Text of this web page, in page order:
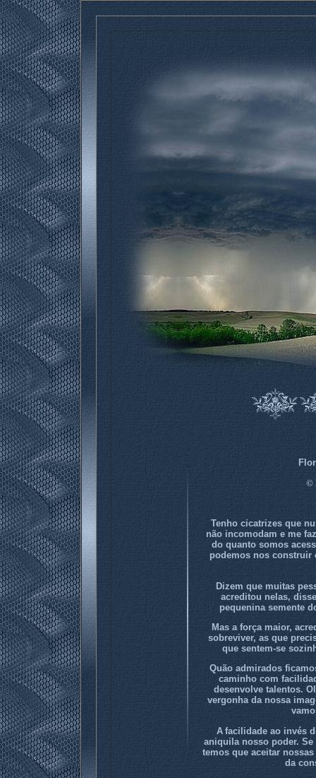
©
Tenho cicatrizes que
não incomodam e me
do quanto somos
podemos nos construir
Dizem que muitas
acreditou nelas,
pequenina semente
Mas a força maior,
sobreviver, as que
que sentem-se
Quão admirados
caminho com
desenvolve talentos.
vergonha da nossa
A facilidade ao invés
aniquila nosso poder.
temos que aceitar
da